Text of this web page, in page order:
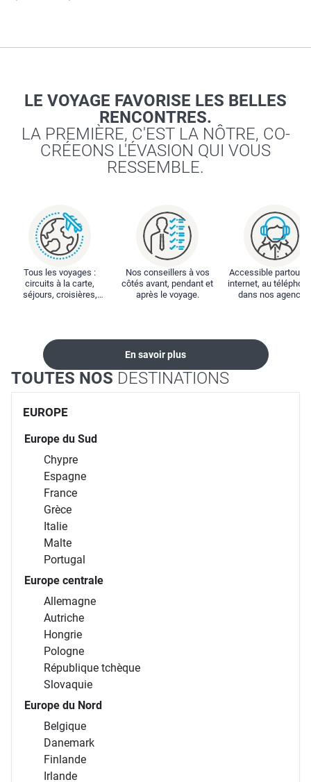
LE VOYAGE FAVORISE LES BELLES
RENCONTRES.
LA PREMIÈRE, C'EST LA NÔTRE, CO-
CRÉEONS L'ÉVASION QUI VOUS
RESSEMBLE.
Tous les voyages :
circuits à la carte,
séjours, croisières,
locations...
Nos conseillers à vos
côtés avant, pendant et
après le voyage.
Accessible partout :
internet, au
dans nos
En savoir plus
TOUTES NOS DESTINATIONS
EUROPE
Europe du Sud
Chypre
Espagne
France
Grèce
Italie
Malte
Portugal
Europe centrale
Allemagne
Autriche
Hongrie
Pologne
République tchèque
Slovaquie
Europe du Nord
Belgique
Danemark
Finlande
Irlande